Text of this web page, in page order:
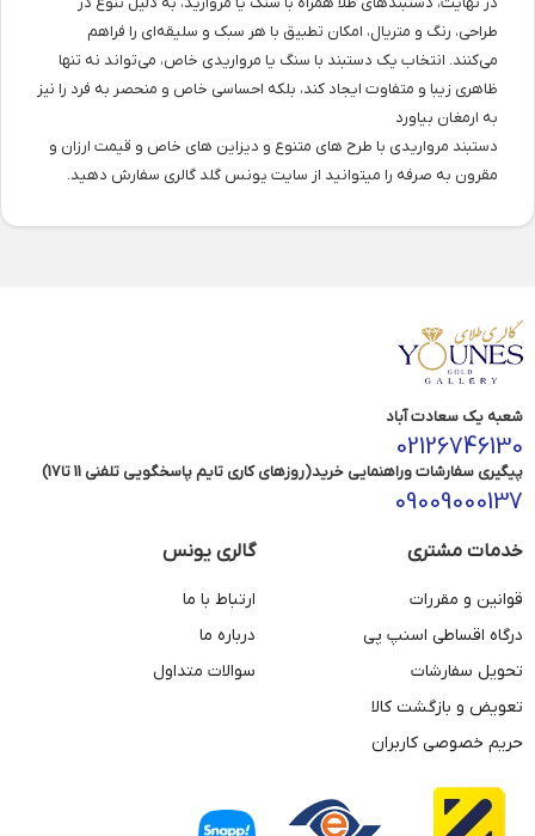
طراحی، رنگ و متریال، امکان تطبیق با هر سبک و سلیقه‌ای را فراهم
می‌کنند. انتخاب یک دستبند با سنگ یا مرواریدی خاص، می‌تواند نه تنها
ظاهری زیبا و متفاوت ایجاد کند، بلکه احساسی خاص و منحصر به فرد را نیز
به ارمغان بیاورد
دستبند مرواریدی با طرح های متنوع و دیزاین های خاص و قیمت ارزان و
مقرون به صرفه را میتوانید از سایت یونس گلد گالری سفارش دهید.
شعبه یک سعادت آباد
02126746130
پیگیری سفارشات وراهنمایی خرید(روزهای کاری تایم پاسخگویی تلفنی 11 تا17)
09009000137
خدمات مشتری
قوانین و مقررات
درگاه اقساطی اسنپ پی
تحویل سفارشات
تعویض و بازگشت کالا
حریم خصوصی کاربران
گالری یونس
ارتباط با ما
درباره ما
سوالات متداول